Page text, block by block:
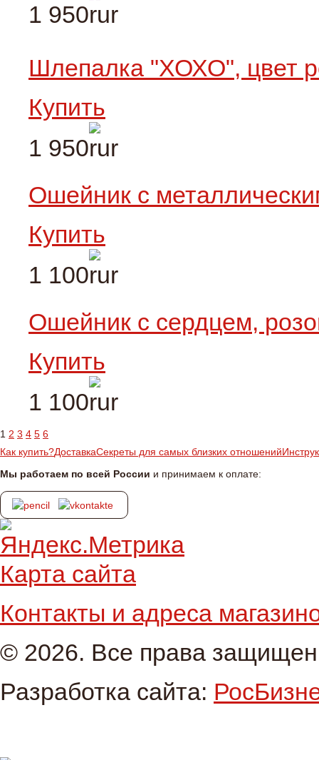
1 950
Шлепалка "ХОХО", цвет
Купить
1 950
Ошейник c
Купить
1 100
Ошейник с сердцем,
Купить
1 100
1 2 3 4 5 6
Как купить?ДоставкаСекреты для самых близких отношений
Мы работаем по всей России и принимаем к оплате:
Карта сайта
Контакты и адреса
© 2026. Все права
Разработка сайта: